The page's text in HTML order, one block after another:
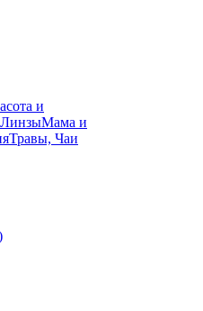
и
ЛинзыМама и
Травы, Чаи